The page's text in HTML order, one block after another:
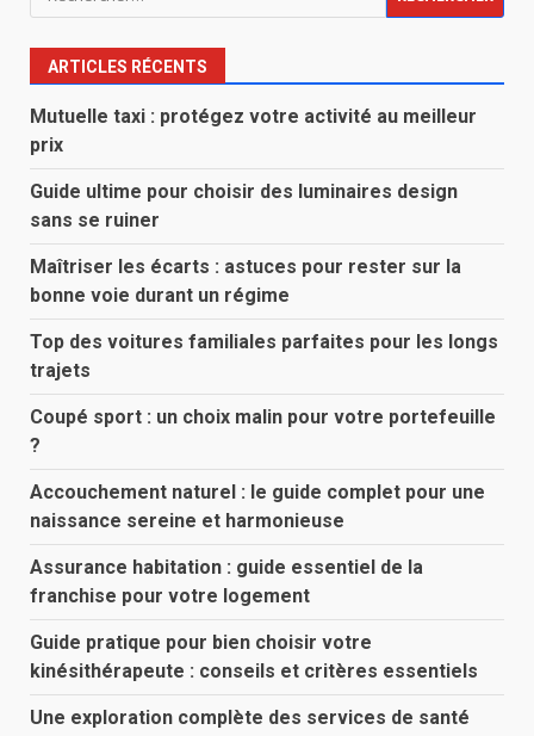
ARTICLES RÉCENTS
Mutuelle taxi : protégez votre activité au meilleur
prix
Guide ultime pour choisir des luminaires design
sans se ruiner
Maîtriser les écarts : astuces pour rester sur la
bonne voie durant un régime
Top des voitures familiales parfaites pour les longs
trajets
Coupé sport : un choix malin pour votre portefeuille
?
Accouchement naturel : le guide complet pour une
naissance sereine et harmonieuse
Assurance habitation : guide essentiel de la
franchise pour votre logement
Guide pratique pour bien choisir votre
kinésithérapeute : conseils et critères essentiels
Une exploration complète des services de santé